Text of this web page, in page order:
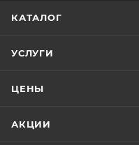
КАТАЛОГ
УСЛУГИ
ЦЕНЫ
АКЦИИ